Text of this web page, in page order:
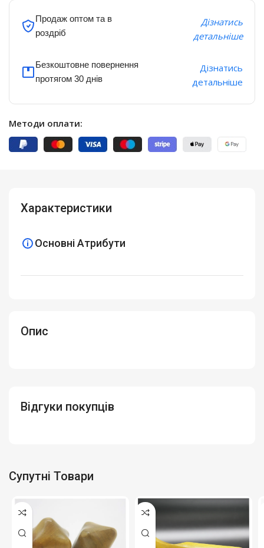
Продаж оптом та в
роздріб
Дізнатись
детальніше
Безкоштовне повернення
протягом 30 днів
Дізнатись
детальніше
Методи оплати:
Опис
Характеристики
Основні Атрибути
Відгуки покупців
Супутні Товари